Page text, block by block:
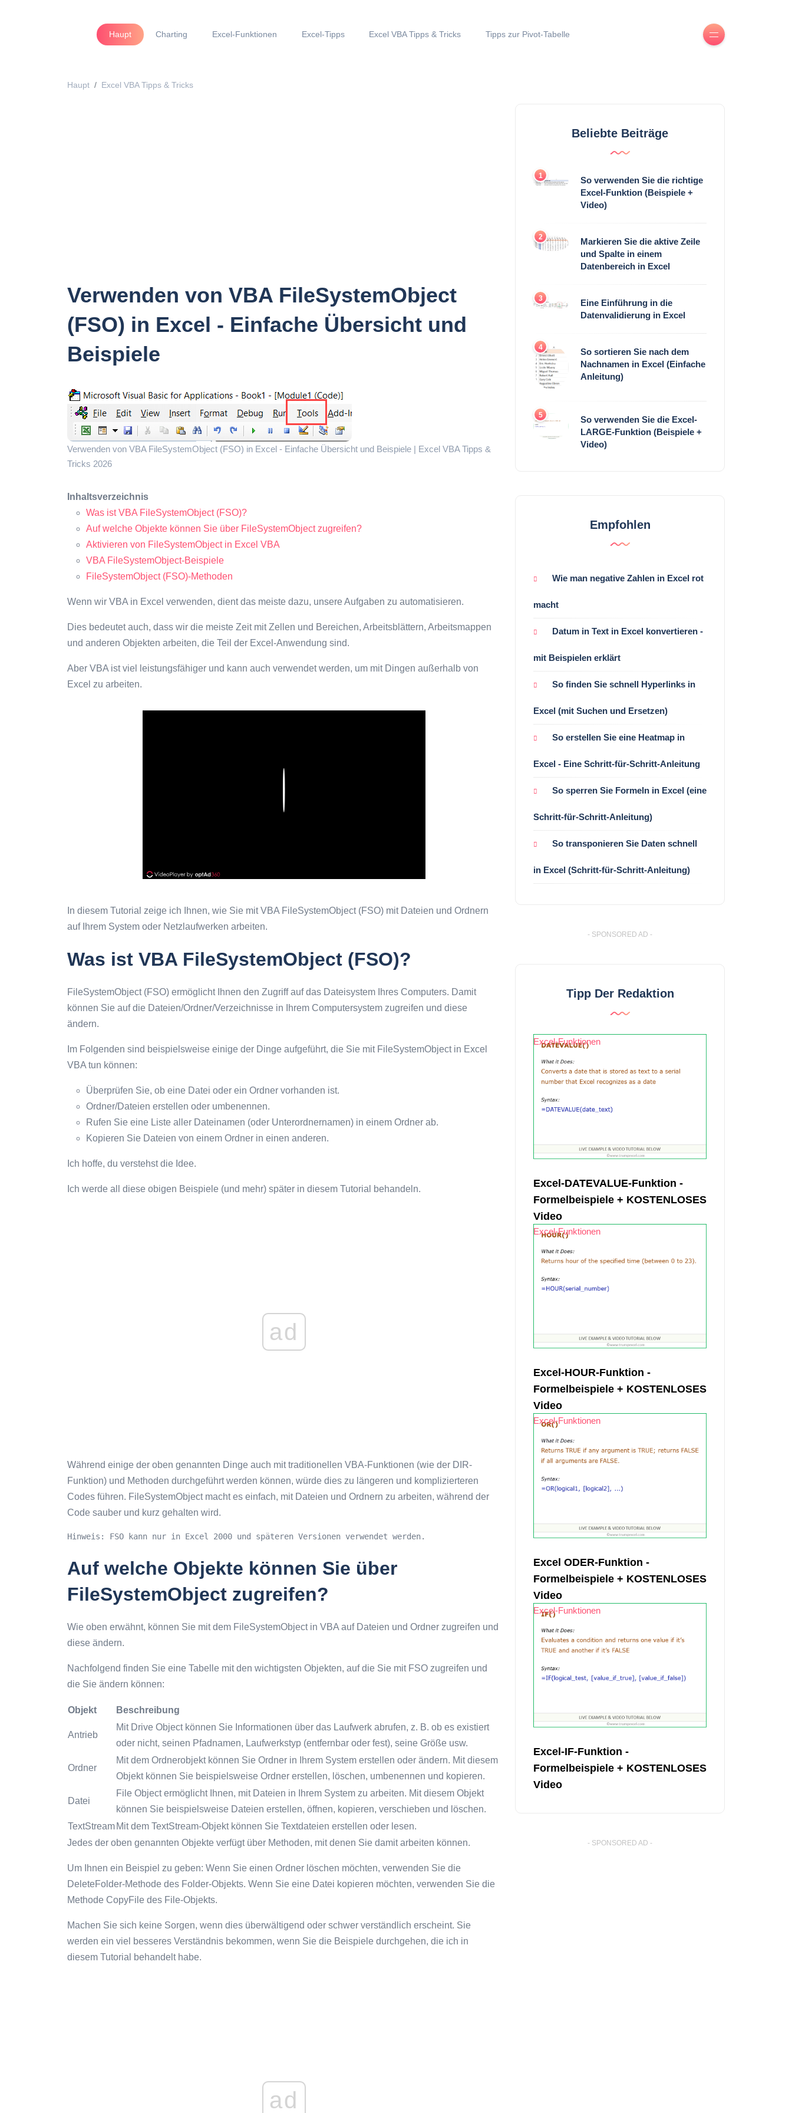
Haupt Charting Excel-Funktionen Excel-Tipps Excel VBA Tipps & Tricks Tipps zur Pivot-Tabelle
Haupt Excel VBA Tipps & Tricks
Verwenden von VBA FileSystemObject
(FSO) in Excel - Einfache Übersicht und
Beispiele
Verwenden von VBA FileSystemObject (FSO) in Excel - Einfache Übersicht und Beispiele | Excel VBA Tipps &
Tricks 2026
Inhaltsverzeichnis
Was ist VBA FileSystemObject (FSO)?
Auf welche Objekte können Sie über FileSystemObject zugreifen?
Aktivieren von FileSystemObject in Excel VBA
VBA FileSystemObject-Beispiele
FileSystemObject (FSO)-Methoden
Wenn wir VBA in Excel verwenden, dient das meiste dazu, unsere Aufgaben zu automatisieren.
Dies bedeutet auch, dass wir die meiste Zeit mit Zellen und Bereichen, Arbeitsblättern, Arbeitsmappen
und anderen Objekten arbeiten, die Teil der Excel-Anwendung sind.
Aber VBA ist viel leistungsfähiger und kann auch verwendet werden, um mit Dingen außerhalb von
Excel zu arbeiten.
In diesem Tutorial zeige ich Ihnen, wie Sie mit VBA FileSystemObject (FSO) mit Dateien und Ordnern
auf Ihrem System oder Netzlaufwerken arbeiten.
Was ist VBA FileSystemObject (FSO)?
FileSystemObject (FSO) ermöglicht Ihnen den Zugriff auf das Dateisystem Ihres Computers. Damit
können Sie auf die Dateien/Ordner/Verzeichnisse in Ihrem Computersystem zugreifen und diese
ändern.
Im Folgenden sind beispielsweise einige der Dinge aufgeführt, die Sie mit FileSystemObject in Excel
VBA tun können:
Überprüfen Sie, ob eine Datei oder ein Ordner vorhanden ist.
Ordner/Dateien erstellen oder umbenennen.
Rufen Sie eine Liste aller Dateinamen (oder Unterordnernamen) in einem Ordner ab.
Kopieren Sie Dateien von einem Ordner in einen anderen.
Ich hoffe, du verstehst die Idee.
Ich werde all diese obigen Beispiele (und mehr) später in diesem Tutorial behandeln.
ad
Während einige der oben genannten Dinge auch mit traditionellen VBA-Funktionen (wie der DIR-
Funktion) und Methoden durchgeführt werden können, würde dies zu längeren und komplizierteren
Codes führen. FileSystemObject macht es einfach, mit Dateien und Ordnern zu arbeiten, während der
Code sauber und kurz gehalten wird.
Hinweis: FSO kann nur in Excel 2000 und späteren Versionen verwendet werden.
Auf welche Objekte können Sie über
FileSystemObject zugreifen?
Wie oben erwähnt, können Sie mit dem FileSystemObject in VBA auf Dateien und Ordner zugreifen und
diese ändern.
Nachfolgend finden Sie eine Tabelle mit den wichtigsten Objekten, auf die Sie mit FSO zugreifen und
die Sie ändern können:
Objekt Beschreibung
Antrieb
Mit Drive Object können Sie Informationen über das Laufwerk abrufen, z. B. ob es existiert
oder nicht, seinen Pfadnamen, Laufwerkstyp (entfernbar oder fest), seine Größe usw.
Ordner
Mit dem Ordnerobjekt können Sie Ordner in Ihrem System erstellen oder ändern. Mit diesem
Objekt können Sie beispielsweise Ordner erstellen, löschen, umbenennen und kopieren.
Datei
File Object ermöglicht Ihnen, mit Dateien in Ihrem System zu arbeiten. Mit diesem Objekt
können Sie beispielsweise Dateien erstellen, öffnen, kopieren, verschieben und löschen.
TextStream Mit dem TextStream-Objekt können Sie Textdateien erstellen oder lesen.
Jedes der oben genannten Objekte verfügt über Methoden, mit denen Sie damit arbeiten können.
Um Ihnen ein Beispiel zu geben: Wenn Sie einen Ordner löschen möchten, verwenden Sie die
DeleteFolder-Methode des Folder-Objekts. Wenn Sie eine Datei kopieren möchten, verwenden Sie die
Methode CopyFile des File-Objekts.
Machen Sie sich keine Sorgen, wenn dies überwältigend oder schwer verständlich erscheint. Sie
werden ein viel besseres Verständnis bekommen, wenn Sie die Beispiele durchgehen, die ich in
diesem Tutorial behandelt habe.
ad
Beliebte Beiträge
1
So verwenden Sie die richtige
Excel-Funktion (Beispiele +
Video)
2
Markieren Sie die aktive Zeile
und Spalte in einem
Datenbereich in Excel
3
Eine Einführung in die
Datenvalidierung in Excel
4
So sortieren Sie nach dem
Nachnamen in Excel (Einfache
Anleitung)
5
So verwenden Sie die Excel-
LARGE-Funktion (Beispiele +
Video)
Empfohlen
Wie man negative Zahlen in Excel rot
macht
Datum in Text in Excel konvertieren -
mit Beispielen erklärt
So finden Sie schnell Hyperlinks in
Excel (mit Suchen und Ersetzen)
So erstellen Sie eine Heatmap in
Excel - Eine Schritt-für-Schritt-Anleitung
So sperren Sie Formeln in Excel (eine
Schritt-für-Schritt-Anleitung)
So transponieren Sie Daten schnell
in Excel (Schritt-für-Schritt-Anleitung)
- SPONSORED AD -
Tipp Der Redaktion
Excel-Funktionen
Excel-DATEVALUE-Funktion -
Formelbeispiele + KOSTENLOSES
Video
Excel-Funktionen
Excel-HOUR-Funktion -
Formelbeispiele + KOSTENLOSES
Video
Excel-Funktionen
Excel ODER-Funktion -
Formelbeispiele + KOSTENLOSES
Video
Excel-Funktionen
Excel-IF-Funktion -
Formelbeispiele + KOSTENLOSES
Video
- SPONSORED AD -